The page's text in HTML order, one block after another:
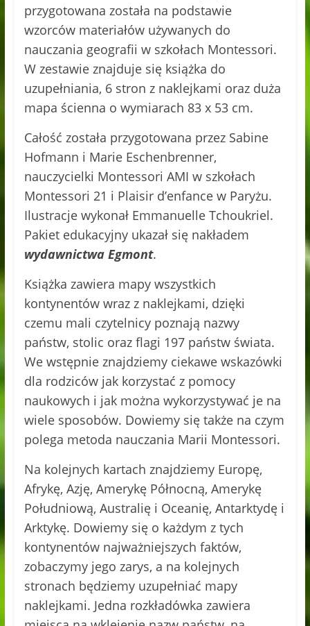
przygotowana została na podstawie
wzorców materiałów używanych do
nauczania geografii w szkołach Montessori.
W zestawie znajduje się książka do
uzupełniania, 6 stron z naklejkami oraz duża
mapa ścienna o wymiarach 83 x 53 cm.
Całość została przygotowana przez Sabine
Hofmann i Marie Eschenbrenner,
nauczycielki Montessori AMI w szkołach
Montessori 21 i Plaisir d’enfance w Paryżu.
Ilustracje wykonał Emmanuelle Tchoukriel.
Pakiet edukacyjny ukazał się nakładem
wydawnictwa Egmont.
Książka zawiera mapy wszystkich
kontynentów wraz z naklejkami, dzięki
czemu mali czytelnicy poznają nazwy
państw, stolic oraz flagi 197 państw świata.
We wstępnie znajdziemy ciekawe wskazówki
dla rodziców jak korzystać z pomocy
naukowych i jak można wykorzystywać je na
wiele sposobów. Dowiemy się także na czym
polega metoda nauczania Marii Montessori.
Na kolejnych kartach znajdziemy Europę,
Afrykę, Azję, Amerykę Północną, Amerykę
Południową, Australię i Oceanię, Antarktydę i
Arktykę. Dowiemy się o każdym z tych
kontynentów najważniejszych faktów,
zobaczymy jego zarys, a na kolejnych
stronach będziemy uzupełniać mapy
naklejkami. Jedna rozkładówka zawiera